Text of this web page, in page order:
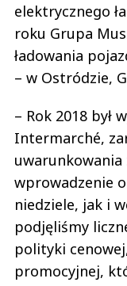
elektrycznego
roku Grupa
ładowania
– w Ostródzie,
– Rok 2018 był
Intermarché,
uwarunkowania
wprowadzenie
niedziele, jak i
podjęliśmy
polityki
promocyjnej,